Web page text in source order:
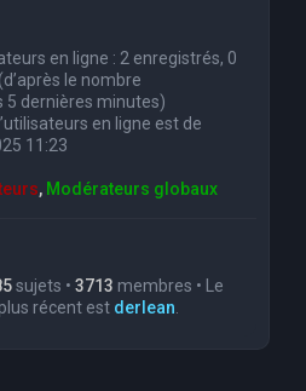
en ligne : 2 enregistrés, 0
le nombre
5 dernières minutes)
en ligne est de
11:23
, Modérateurs globaux
sujets • 3713 membres • Le
récent est derlean.